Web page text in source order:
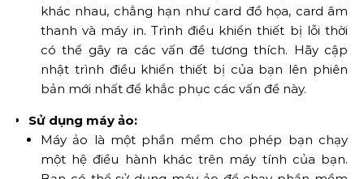
khác nhau, chẳng hạn như card đồ họa, card âm
thanh và máy in. Trình điều khiển thiết bị lỗi thời
có thể gây ra các vấn đề tương thích. Hãy cập
nhật trình điều khiển thiết bị của bạn lên phiên
bản mới nhất để khắc phục các vấn đề này.
Sử dụng máy ảo:
Máy ảo là một phần mềm cho phép bạn chạy
một hệ điều hành khác trên máy tính của bạn.